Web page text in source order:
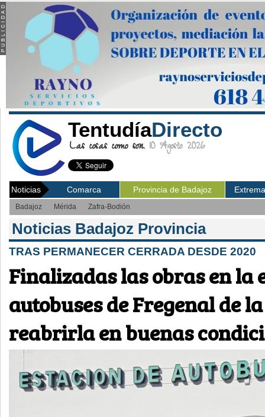
TentudíaDirecto
Las cosas como son. 10 Agosto 2026
Noticias Comarca Provincia de Badajoz
Badajoz Mérida Zafra-Bodión
Noticias Badajoz Provincia
TRAS PERMANECER CERRADA DESDE 2020
Finalizadas las obras en la
autobuses de Fregenal de
reabrirla en buenas